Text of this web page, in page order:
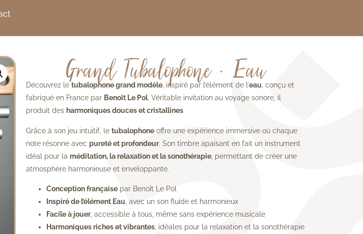
Grand Tubalophone • Eau
Découvrez le tubalophone grand modèle, inspiré par l’élément de l’eau, conçu et
fabriqué en France par Benoît Le Pol. Véritable invitation au voyage sonore, il
produit des harmoniques douces et cristallines.
Grâce à son jeu intuitif, le tubalophone offre une expérience immersive où chaque
note résonne avec pureté et profondeur. Son timbre apaisant en fait un instrument
idéal pour la méditation, la relaxation et la sonothérapie , permettant de créer une
atmosphère harmonieuse et enveloppante.
Conception française par Benoît Le Pol
Inspiré de l’élément Eau , avec un son fluide et harmonieux
Facile à jouer, accessible à tous, même sans expérience musicale
Harmoniques riches et vibrantes , idéales pour la relaxation et la sonothérapie